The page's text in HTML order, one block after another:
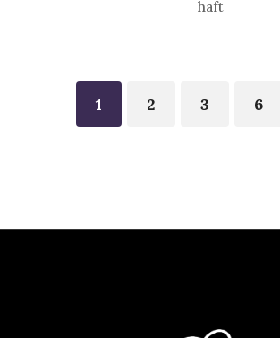
haft
1 2 3 6